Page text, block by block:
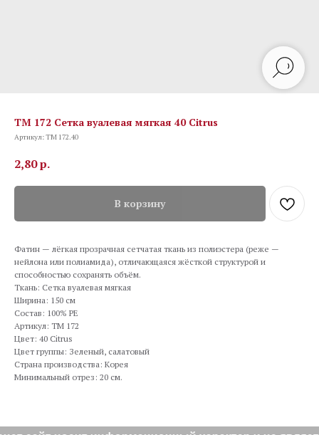
TM 172 Сетка вуалевая мягкая 40 Citrus
Артикул:TM 172.40
2,80р.
В корзину
Фатин — лёгкая прозрачная сетчатая ткань из полиэстера (реже —
нейлона или полиамида), отличающаяся жёсткой структурой и
способностью сохранять объём.
Ткань: Сетка вуалевая мягкая
Ширина: 150 см
Состав: 100% PE
Артикул: TM 172
Цвет: 40 Citrus
Цвет группы: Зеленый, салатовый
Страна производства: Корея
Минимальный отрез: 20 см.